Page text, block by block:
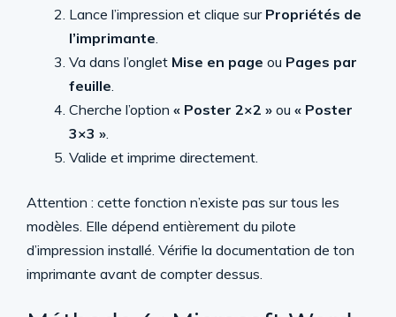
Lance l’impression et clique sur Propriétés de
l’imprimante.
Va dans l’onglet Mise en page ou Pages par
feuille.
Cherche l’option « Poster 2×2 » ou « Poster
3×3 ».
Valide et imprime directement.
Attention : cette fonction n’existe pas sur tous les
modèles. Elle dépend entièrement du pilote
d’impression installé. Vérifie la documentation de ton
imprimante avant de compter dessus.